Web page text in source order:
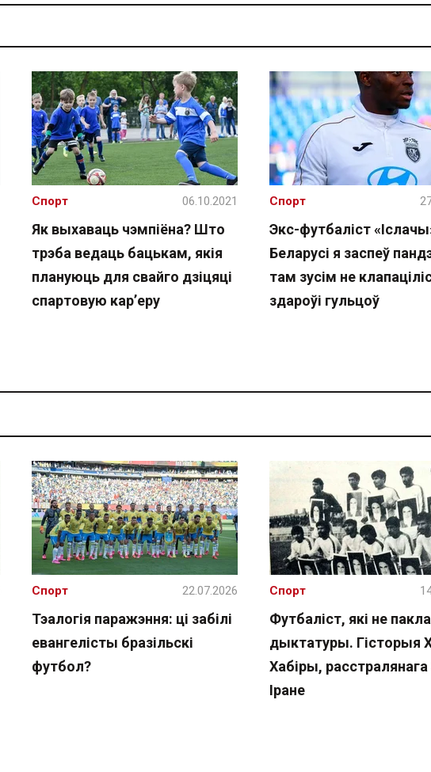
Як выхаваць чэмпіёна? Што
трэба ведаць бацькам, якія
плануюць для свайго дзіцяці
спартовую кар’еру
Спорт 06.10.2021
Экс-футбаліст
Беларусі я заспеў
там зусім не
здароўі гульцоў
Спорт
Тэалогія паражэння: ці забілі
евангелісты бразільскі
футбол?
Спорт 22.07.2026
Футбаліст, які не
дыктатуры. Гісторыя
Хабіры, расстралянага
Іране
Спорт